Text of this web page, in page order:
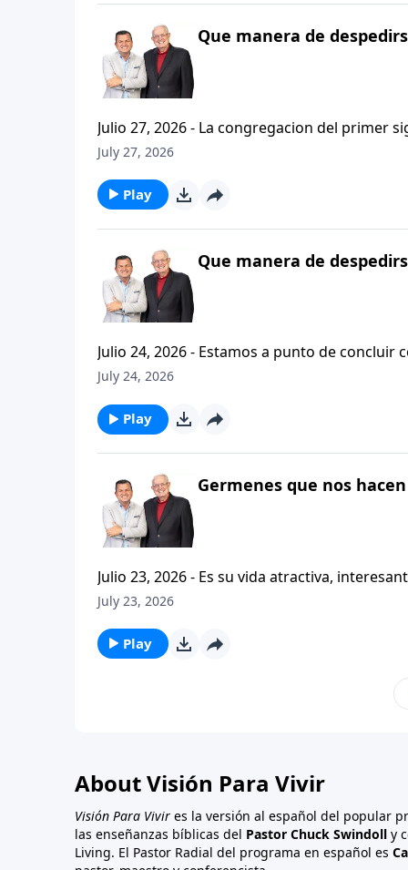
Que manera de
Julio 27, 2026 - La congregacion del primer
interpersonales cristianas y genuinas. Se afirmaban mutuamente. Daban cuentas de si mismos unos con
que significa desarrollar relaciones
July 27, 2026
Play
Que manera de
Julio 24, 2026 - Estamos a punto de
tesalonicenses titulado: Cristianismo Contagioso. En este escrito vemos una despedida franca. En
a sus hijos espirituales con una bendicion
July 24, 2026
Play
Germenes que nos
Julio 23, 2026 - Es su vida atractiva, interesante o contagiosa? Bienvenido a
Carlos A. Zazueta. Actualmente estamos estudiando la primera carta a los Tesalonicenses, con esta serie
July 23, 2026
Play
About Visión Para Vivir
Visión Para Vivir es la versión al español del popular
las enseñanzas bíblicas del Pastor Chuck Swindoll y
Living. El Pastor Radial del programa en español es